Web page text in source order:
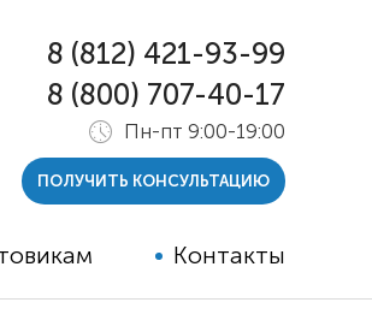
Контакты
8 (812) 421-93-99
8 (800) 707-40-17
Пн-пт 9:00-19:00
ПОЛУЧИТЬ КОНСУЛЬТАЦИЮ